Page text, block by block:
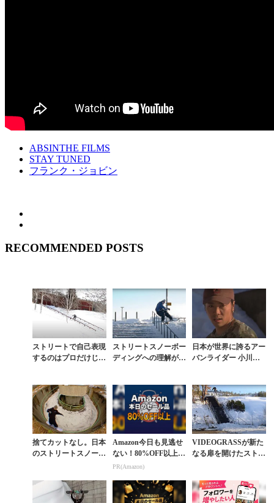
ABSINTHE FILMS
STAY TUNED
フランク・ジョビン
RECOMMENDED POSTS
ストリートで自己表現
するのはプロだけじゃ
ルパート動画
ストリートスノーボー
ディングへの理解が一
日本が世界に誇るアー
バンライダー 小川凌
捨てカットなし。日本
のストリートスノーボ
『NEKOSOG...
Amazon今日も見逃せ
ない！80%OFF以上が
続々登場
PR(Amazon)
VIDEOGRASSが新た
なる扉を開けたストリ
ECH PA...